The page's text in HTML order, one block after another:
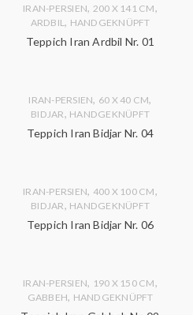
IRAN-PERSIEN, 200 X 141 CM,
ARDBIL, HANDGEKNÜPFT
Teppich Iran Ardbil Nr. 01
IRAN-PERSIEN, 60 X 40 CM,
BIDJAR, HANDGEKNÜPFT
Teppich Iran Bidjar Nr. 04
IRAN-PERSIEN, 400 X 100 CM,
BIDJAR, HANDGEKNÜPFT
Teppich Iran Bidjar Nr. 06
IRAN-PERSIEN, 190 X 150 CM,
GABBEH, HANDGEKNÜPFT